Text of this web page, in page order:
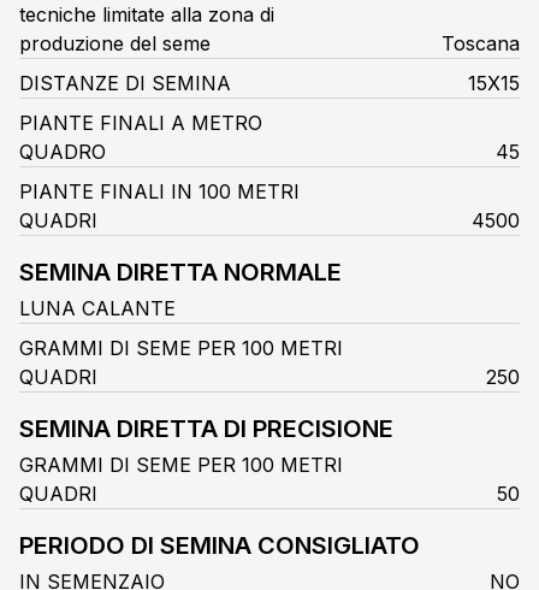
tecniche limitate alla zona di
produzione del seme
Toscana
DISTANZE DI SEMINA
15X15
PIANTE FINALI A METRO
QUADRO
45
PIANTE FINALI IN 100 METRI
QUADRI
4500
SEMINA DIRETTA NORMALE
LUNA CALANTE
GRAMMI DI SEME PER 100 METRI
QUADRI
250
SEMINA DIRETTA DI PRECISIONE
GRAMMI DI SEME PER 100 METRI
QUADRI
50
PERIODO DI SEMINA CONSIGLIATO
IN SEMENZAIO NO